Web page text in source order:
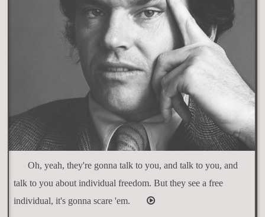
Oh, yeah, they're gonna talk to you, and talk to you, and
talk to you about individual freedom. But they see a free
individual, it's gonna scare 'em.